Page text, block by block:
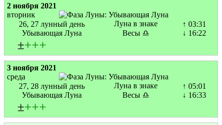
2 ноября 2021
вторник
26, 27 лунный день
Убывающая Луна
Луна в знаке
Весы ♎
↑ 03:31
↓ 16:22
±+++
3 ноября 2021
среда
27, 28 лунный день
Убывающая Луна
Луна в знаке
Весы ♎
↑ 05:01
↓ 16:33
±+++